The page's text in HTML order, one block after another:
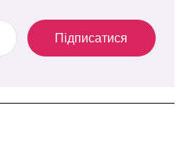
Підписатися